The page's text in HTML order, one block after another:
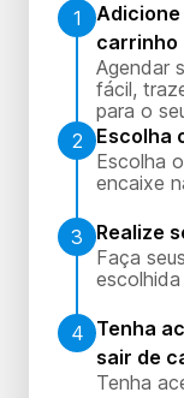
1
carrinho
Agendar
fácil,
para o
2
Escolha
Escolha
encaixe
3
Realize
Faça
escolhida
4 Tenha
sair de
Tenha